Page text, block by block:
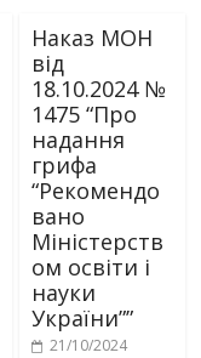
Наказ МОН
від
18.10.2024 №
1475 “Про
надання
грифа
“Рекомендо
вано
Міністерств
ом освіти і
науки
України””
21/10/2024